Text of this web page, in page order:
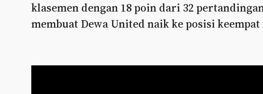
klasemen dengan 18 poin dari 32
membuat Dewa United naik ke posisi keempat